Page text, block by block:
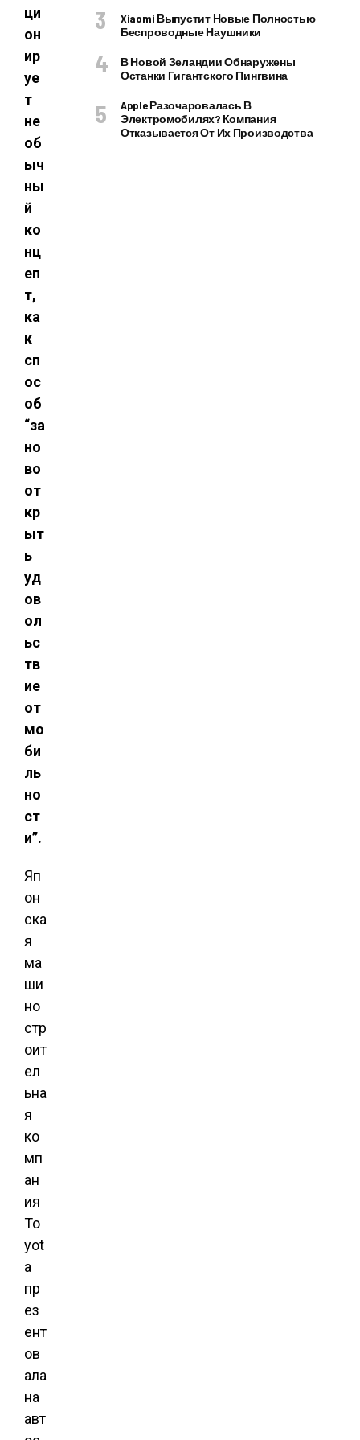
ци
он
ир
уе
т
не
об
ыч
ны
й
ко
нц
еп
т,
ка
к
сп
ос
об
“за
но
во
от
кр
ыт
ь
уд
ов
ол
ьс
тв
ие
от
мо
би
ль
но
ст
и”.
Яп
он
ска
я
ма
ши
но
стр
оит
ел
ьна
я
ко
мп
ан
ия
To
yot
a
пр
ез
ент
ов
ала
на
авт
Xiaomi Выпустит Новые Полностью
Беспроводные Наушники
В Новой Зеландии Обнаружены
Останки Гигантского Пингвина
Apple Разочаровалась В
Электромобилях? Компания
Отказывается От Их Производства